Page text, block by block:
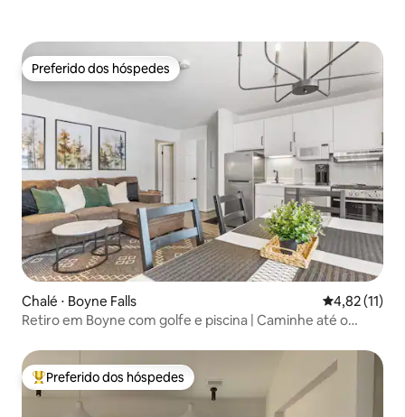
Preferido dos hóspedes
Preferido dos hóspedes
Chalé ⋅ Boyne Falls 4,82 de uma
4,82 (11)
Retiro em Boyne com golfe e piscina | Caminhe até o
Entre os melhores preferidos dos hóspedes
Preferido dos hóspedes